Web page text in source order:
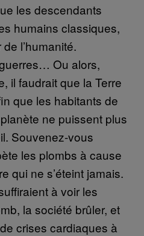
les descendants
humains classiques,
l’humanité.
Ou alors,
il faudrait que la Terre
que les habitants de
ne puissent plus
Souvenez-vous
les plombs à cause
qui ne s’éteint jamais.
à voir les
la société brûler, et
crises cardiaques à